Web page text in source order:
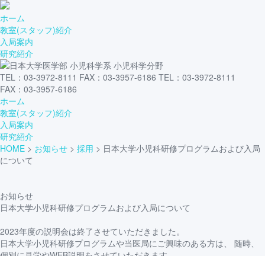
ホーム
教室(スタッフ)紹介
入局案内
研究紹介
TEL：03-3972-8111 FAX：03-3957-6186 TEL：03-3972-8111
FAX：03-3957-6186
ホーム
教室(スタッフ)紹介
入局案内
研究紹介
HOME > お知らせ > 採用 > 日本大学小児科研修プログラムおよび入局
について
お知らせ
日本大学小児科研修プログラムおよび入局について
2023年度の説明会は終了させていただきました。
日本大学小児科研修プログラムや当医局にご興味のある方は、 随時、